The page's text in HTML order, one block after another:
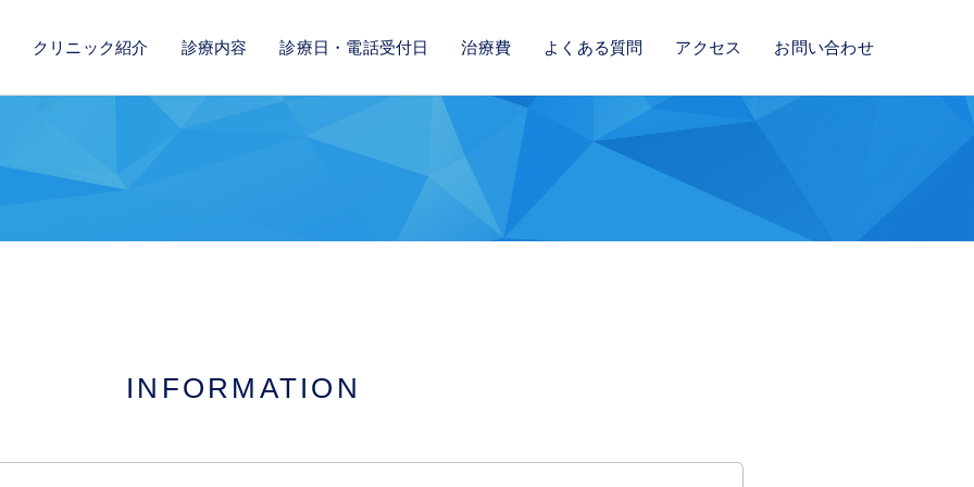
クリニック紹介 診療内容 診療日・電話受付日 治療費 よくある質問 アクセス お問い合わせ
INFORMATION